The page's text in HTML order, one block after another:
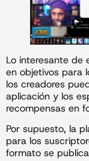
Lo interesante de
en objetivos para
los creadores
aplicación y los
recompensas en
Por supuesto, la
para los
formato se